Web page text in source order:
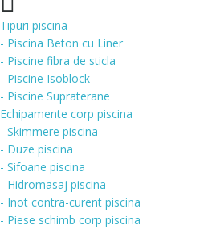
Tipuri piscina
- Piscina Beton cu Liner
- Piscine fibra de sticla
- Piscine Isoblock
- Piscine Supraterane
Echipamente corp piscina
- Skimmere piscina
- Duze piscina
- Sifoane piscina
- Hidromasaj piscina
- Inot contra-curent piscina
- Piese schimb corp piscina